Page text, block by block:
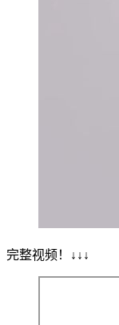
完整视频！↓↓↓